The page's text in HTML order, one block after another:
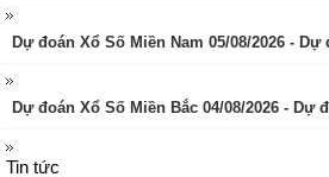
Dự đoán Xổ Số Miền Nam 05/08/2026 - Dự
Dự đoán Xổ Số Miền Bắc 04/08/2026 - Dự
Tin tức